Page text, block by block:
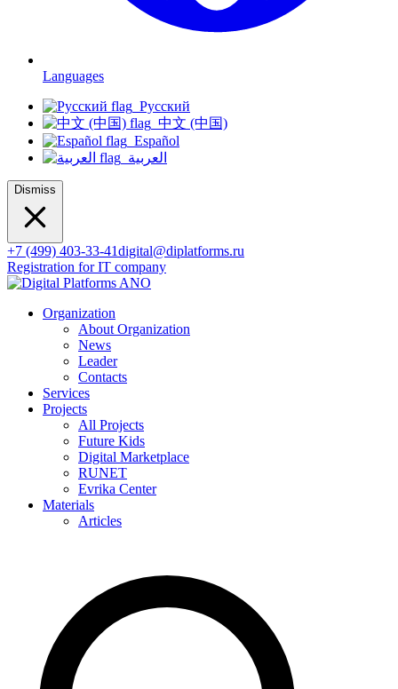
Languages
Русский
中文 (中国)
Español
العربية
Dismiss
+7 (499) 403-33-41digital@diplatforms.ru
Registration for IT company
Organization
About Organization
News
Leader
Contacts
Services
Projects
All Projects
Future Kids
Digital Marketplace
RUNET
Evrika Center
Materials
Articles